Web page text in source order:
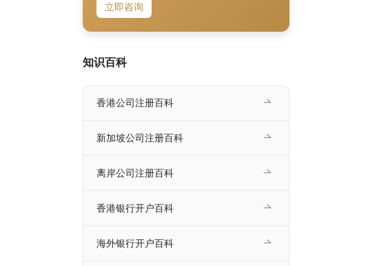
立即咨询
知识百科
香港公司注册百科
新加坡公司注册百科
离岸公司注册百科
香港银行开户百科
海外银行开户百科